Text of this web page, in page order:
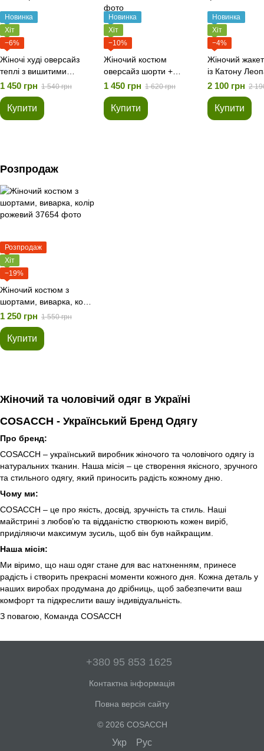
Новинка
Хіт
−6%
Жіночі худі оверсайз
теплі з вишитими
колосками, колір Білий
1 450 грн 1 540 грн
Купити
Новинка
Хіт
−10%
Жіночий костюм
оверсайз шорти +
футболка, колір чорний
з колосками
1 450 грн 1 620 грн
Купити
Новинка
Хіт
−4%
Жіночий
із Катону
2 100 грн 2
Купити
Розпродаж
Розпродаж
Хіт
−19%
Жіночий костюм з
шортами, виварка, колір
рожевий
1 250 грн 1 550 грн
Купити
Жіночий та чоловічий одяг в Україні
COSACCH - Український Бренд Одягу
Про бренд:
COSACCH – український виробник жіночого та чоловічого одягу із
натуральних тканин. Наша місія – це створення якісного, зручного
та стильного одягу, який приносить радість кожному дню.
Чому ми:
COSACCH – це про якість, досвід, зручність та стиль. Наші
майстрині з любов’ю та відданістю створюють кожен виріб,
приділяючи максимум зусиль, щоб він був найкращим.
Наша місія:
Ми віримо, що наш одяг стане для вас натхненням, принесе
радість і створить прекрасні моменти кожного дня. Кожна деталь у
наших виробах продумана до дрібниць, щоб забезпечити ваш
комфорт та підкреслити вашу індивідуальність.
З повагою, Команда COSACCH
+380 95 853 1625
Контактна інформація
Повна версія сайту
© 2026 COSACCH
Укр Рус